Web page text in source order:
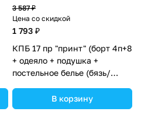
3 587 ₽
Цена со скидкой
1 793 ₽
КПБ 17 пр "принт" (борт 4п+8
+ одеяло + подушка +
постельное белье (бязь/
(№П207_4а8бб_08) цвета в
ассортименте.
В корзину